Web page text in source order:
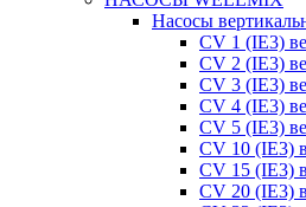
Насосы
CV 1 (IE3)
CV 2 (IE3)
CV 3 (IE3)
CV 4 (IE3)
CV 5 (IE3)
CV 10 (IE3)
CV 15 (IE3)
CV 20 (IE3)